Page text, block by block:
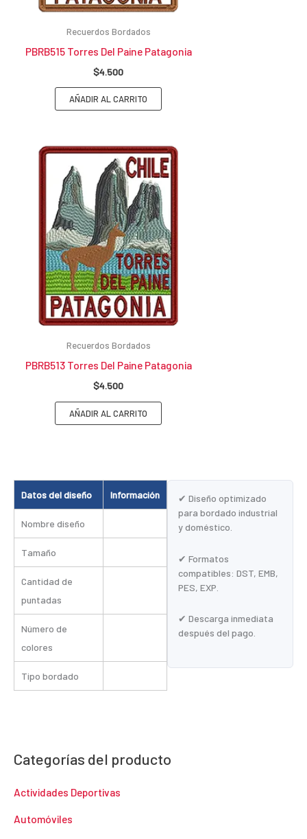
Datos del diseño Información
Nombre diseño
Tamaño
Cantidad de
puntadas
Número de
colores
Tipo bordado
✔ Diseño optimizado
para bordado industrial
y doméstico.
✔ Formatos
compatibles: DST, EMB,
PES, EXP.
✔ Descarga inmediata
después del pago.
Recuerdos Bordados
PBRB515 Torres Del Paine Patagonia
$4.500
AÑADIR AL CARRITO
Recuerdos Bordados
PBRB513 Torres Del Paine Patagonia
$4.500
AÑADIR AL CARRITO
Categorías del producto
Actividades Deportivas
Automóviles